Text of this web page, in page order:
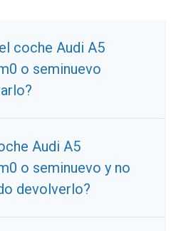
coche Audi A5
o seminuevo
Audi A5
o seminuevo y no
devolverlo?